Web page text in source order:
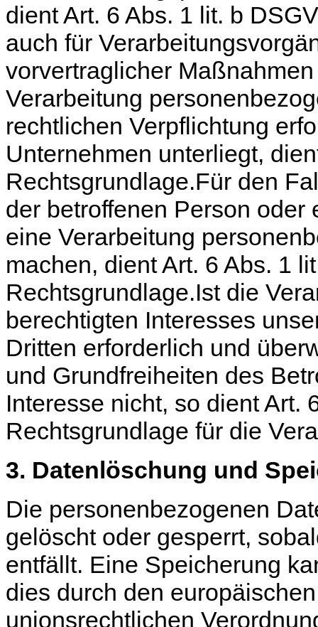
dient Art. 6 Abs. 1 lit. b
auch für
vorvertraglicher
Verarbeitung
rechtlichen Verpflichtung
Unternehmen unterliegt,
Rechtsgrundlage.Für den
der betroffenen Person
eine Verarbeitung
machen, dient Art. 6 Abs. 1
Rechtsgrundlage.Ist die
berechtigten Interesses
Dritten erforderlich und
und Grundfreiheiten des
Interesse nicht, so dient Art.
Rechtsgrundlage für die
3. Datenlöschung und
Die personenbezogenen
gelöscht oder gesperrt,
entfällt. Eine Speicherung
dies durch den
unionsrechtlichen